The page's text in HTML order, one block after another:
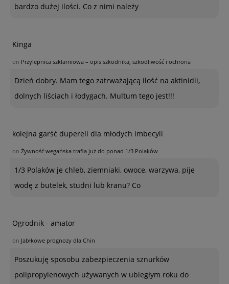
bardzo dużej ilości. Co z nimi należy
Kinga
on Przylepnica szklarniowa – opis szkodnika, szkodliwość i ochrona
Dzień dobry. Mam tego zatrważającą ilość na aktinidii,
dolnych liściach i łodygach. Multum tego jest!!!
kolejna garść dupereli dla młodych imbecyli
on Żywność wegańska trafia już do ponad 1/3 Polaków
1/3 Polaków je chleb, ziemniaki, owoce, warzywa, pije
wodę z butelek, studni lub kranu? Co
Ogrodnik - amator
on Jabłkowe prognozy dla Chin
Poszukuję sposobu zabezpieczenia sznurków
polipropylenowych używanych w ubiegłym roku do